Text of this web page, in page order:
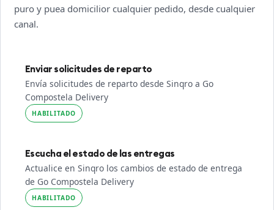
puro y puea domicilior cualquier pedido, desde cualquier
canal.
Enviar solicitudes de reparto
Envía solicitudes de reparto desde Sinqro a Go
Compostela Delivery
HABILITADO
Escucha el estado de las entregas
Actualice en Sinqro los cambios de estado de entrega
de Go Compostela Delivery
HABILITADO